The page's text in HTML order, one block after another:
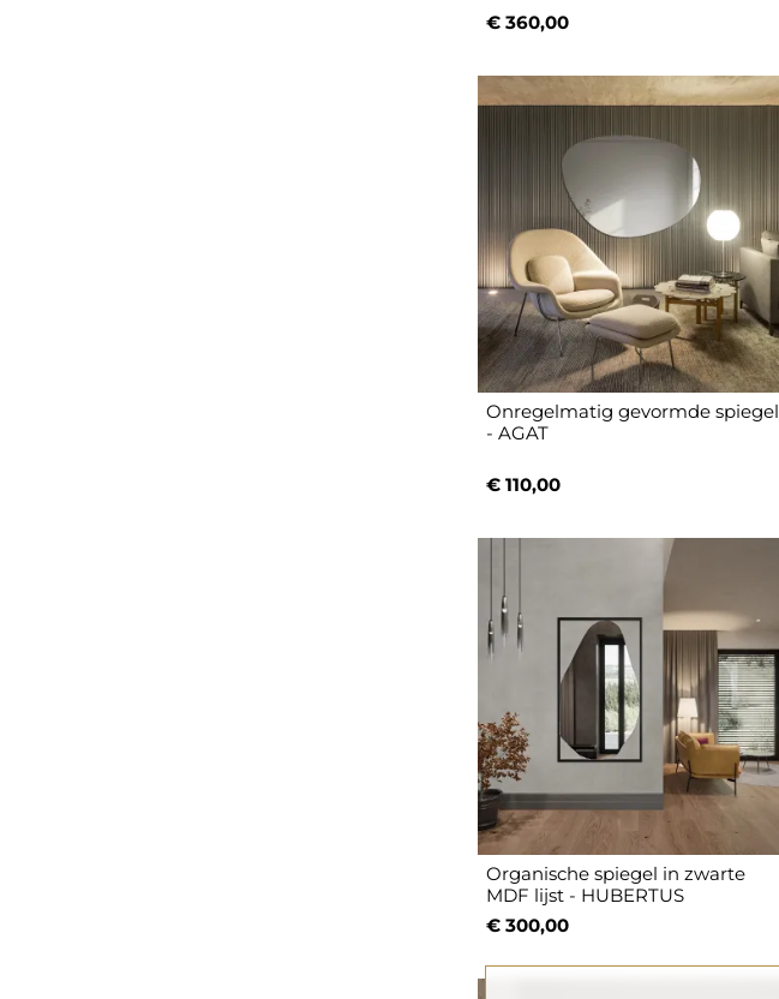
€ 360,00
Onregelmatig gevormde spiegel
- AGAT
€ 110,00
Organische spiegel in zwarte
MDF lijst - HUBERTUS
€ 300,00